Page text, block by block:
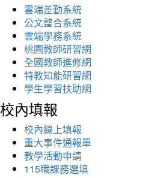
雲端差勤系統
公文整合系統
雲端學務系統
桃園教師研習網
全國教師進修網
特教知能研習網
學生學習扶助網
校內填報
校內線上填報
重大事件通報單
教學活動申請
115職課務選填